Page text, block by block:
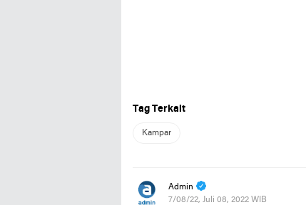
Tag Terkait
Kampar
Admin
7/08/22, Juli 08, 2022 WIB